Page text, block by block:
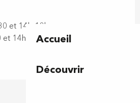
Accueil
Découvrir
et 14h-18h
et 14h-18h